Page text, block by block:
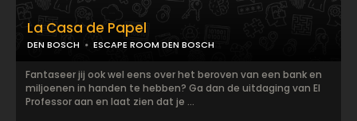
La Casa de Papel
DEN BOSCH ESCAPE ROOM DEN BOSCH
Fantaseer jij ook wel eens over het beroven van een bank en
miljoenen in handen te hebben? Ga dan de uitdaging van El
Professor aan en laat zien dat je ...